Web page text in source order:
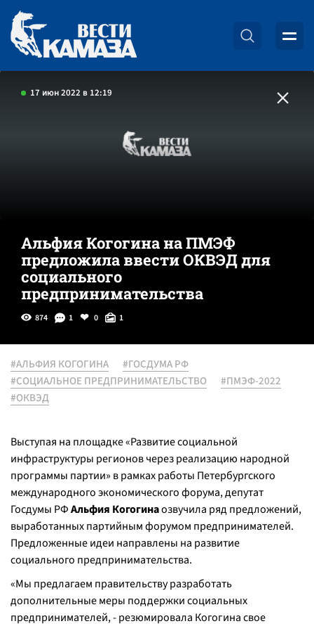
17 июн 2022 в 12:19
Альфия Когогина на ПМЭФ
предложила ввести ОКВЭД для
социального
предпринимательства
874 1 0 1
#АЛЬФИЯ КОГОГИНА
#ГОСДУМА РФ
#СОЦИАЛЬНОЕ ПРЕДПРИНИМАТЕЛЬСТВО
#ПМЭФ-2022
#ОКВЭД
Выступая на площадке «Развитие социальной
инфраструктуры регионов через реализацию народной
программы партии» в рамках работы Петербургского
международного экономического форума, депутат
Госдумы РФАльфия Когогинаозвучила ряд предложений,
выработанных партийным форумом предпринимателей.
Предложенные идеи направлены на развитие
социального предпринимательства.
«Мы предлагаем правительству разработать
дополнительные меры поддержки социальных
предпринимателей, - резюмировала Когогина свое